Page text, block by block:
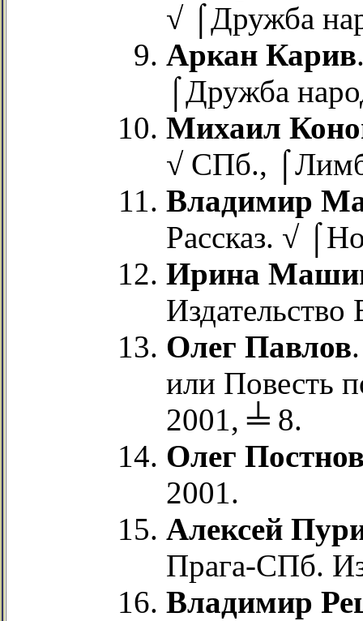
√ ⌠Дружба
Аркан Карив
⌠Дружба
Михаил
√ СПб.,
Владимир
Рассказ. √
Ирина
Олег Павлов
или Повесть
2001, ╧ 8.
Олег
2001.
Алексей
Прага-СПб.
Владимир